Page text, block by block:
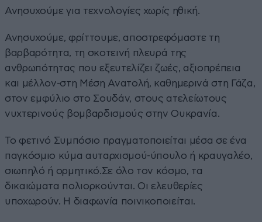
Ανησυχούμε για τεχνολογίες χωρίς ηθική.
Ανησυχούμε, φρίττουμε, αποστρεφόμαστε τη
βαρβαρότητα, τη σκοτεινή πλευρά της
ανθρωπότητας που εξευτελίζει ζωές, αξιοπρέπεια
και μέλλον-στη Μέση Ανατολή, καθημερινά στη Γάζα,
στον εμφύλιο στο Σουδάν, στους ατελείωτους
νυχτερινούς βομβαρδισμούς στην Ουκρανία.
Το φετινό Συμπόσιο πραγματοποιείται μέσα σε ένα
παγκόσμιο κύμα αυταρχισμού-ύπουλο ή κραυγαλέο,
σιωπηλό ή ορμητικό.Σε όλο τον κόσμο, τα
δικαιώματα πολιορκούνται. Οι ελευθερίες
υποχωρούν. Η διαφωνία ποινικοποιείται.